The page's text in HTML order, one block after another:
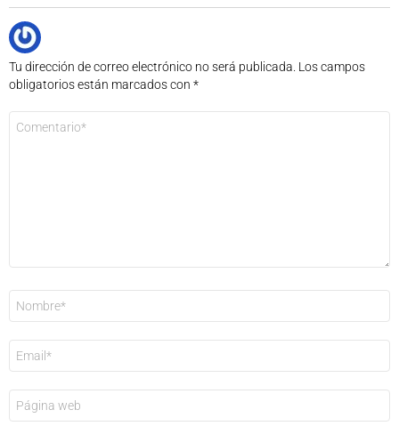
Tu dirección de correo electrónico no será publicada. Los campos
obligatorios están marcados con *
electrónico
*